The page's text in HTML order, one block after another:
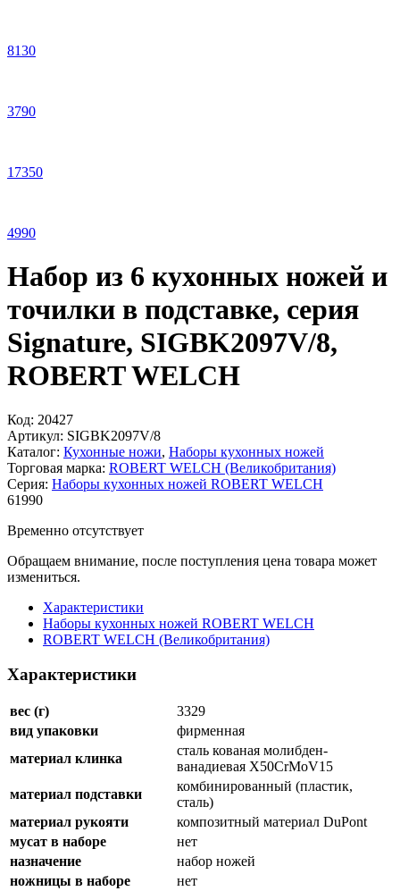
8130
3790
17350
4990
Набор из 6 кухонных ножей и
точилки в подставке, серия
Signature, SIGBK2097V/8,
ROBERT WELCH
Код: 20427
Артикул: SIGBK2097V/8
Каталог: Кухонные ножи, Наборы кухонных ножей
Торговая марка: ROBERT WELCH (Великобритания)
Серия: Наборы кухонных ножей ROBERT WELCH
61990
Временно отсутствует
Обращаем внимание, после поступления цена товара может
измениться.
Характеристики
Наборы кухонных ножей ROBERT WELCH
ROBERT WELCH (Великобритания)
Характеристики
вес (г)
3329
вид упаковки
фирменная
материал клинка
сталь кованая молибден-
ванадиевая X50CrMoV15
материал подставки
комбинированный (пластик,
сталь)
материал рукояти
композитный материал DuPont
мусат в наборе
нет
назначение
набор ножей
ножницы в наборе
нет